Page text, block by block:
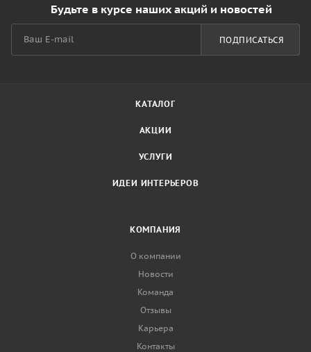
Будьте в курсе наших акций и новостей
ПОДПИСАТЬСЯ
КАТАЛОГ
АКЦИИ
УСЛУГИ
ИДЕИ ИНТЕРЬЕРОВ
КОМПАНИЯ
О компании
Новости
Команда
Отзывы
Карьера
Контакты